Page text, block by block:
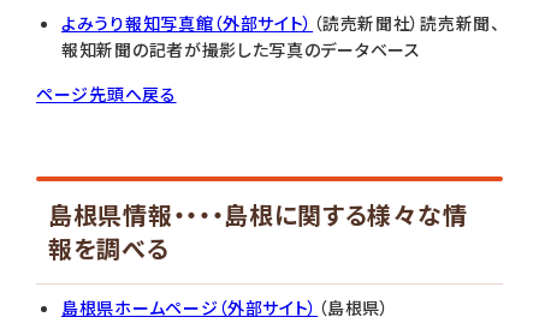
よみうり報知写真館（外部サイト） （読売新聞社）読売新聞、
報知新聞の記者が撮影した写真のデータベース
ページ先頭へ戻る
島根県情報・・・・島根に関する様々な情
報を調べる
島根県ホームページ（外部サイト） （島根県）